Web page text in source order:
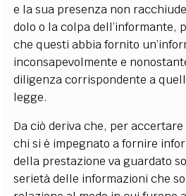
e la sua presenza non
dolo o la colpa dell’informante,
che questi abbia fornito
inconsapevolmente e
diligenza corrispondente a
legge.
Da ciò deriva che, per accertare
chi si è impegnato a fornire
della prestazione va guardato
serietà delle informazioni che